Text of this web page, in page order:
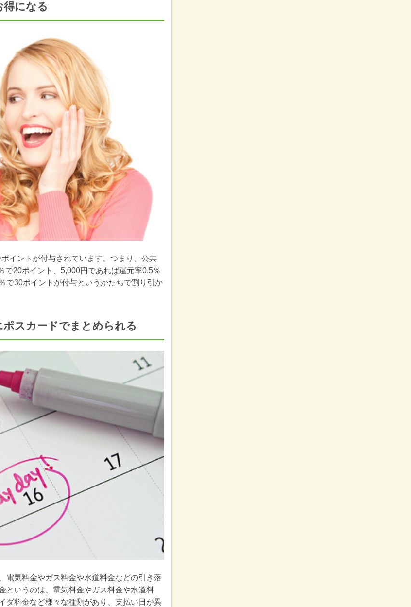
になる
イントが付与されています。つまり、公共
20ポイント、5,000円であれば還元率0.5％
で30ポイントが付与というかたちで割り引か
スカードでまとめられる
電気料金やガス料金や水道料金などの引き落
というのは、電気料金やガス料金や水道料
ダ料金など様々な種類があり、支払い日が異